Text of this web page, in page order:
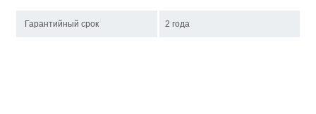
Гарантийный срок 2 года